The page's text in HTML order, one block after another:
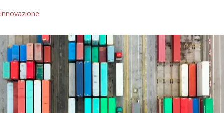
Innovazione